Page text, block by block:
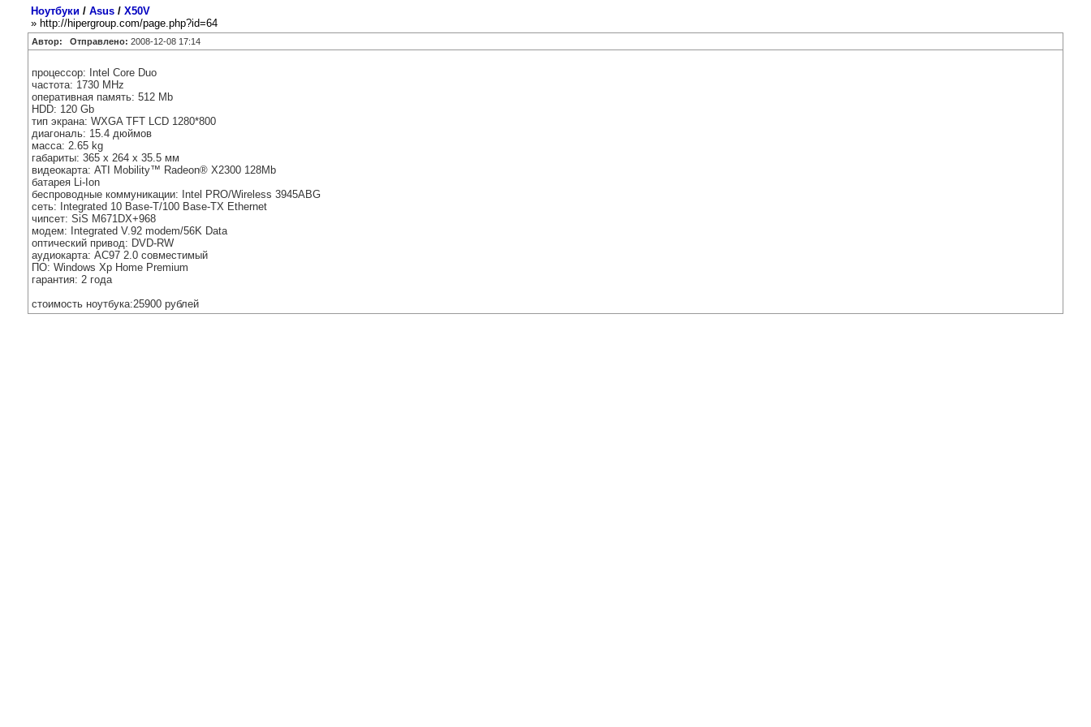
Ноутбуки / Asus / X50V
» http://hipergroup.com/page.php?id=64
Автор: Отправлено: 2008-12-08 17:14
процессор: Intel Core Duo
частота: 1730 MHz
оперативная память: 512 Mb
HDD: 120 Gb
тип экрана: WXGA TFT LCD 1280*800
диагональ: 15.4 дюймов
масса: 2.65 kg
габариты: 365 x 264 x 35.5 мм
видеокарта: ATI Mobility™ Radeon® X2300 128Mb
батарея Li-Ion
беспроводные коммуникации: Intel PRO/Wireless 3945ABG
сеть: Integrated 10 Base-T/100 Base-TX Ethernet
чипсет: SiS M671DX+968
модем: Integrated V.92 modem/56K Data
оптический привод: DVD-RW
аудиокарта: AC97 2.0 совместимый
ПО: Windows Xp Home Premium
гарантия: 2 года
стоимость ноутбука:25900 рублей